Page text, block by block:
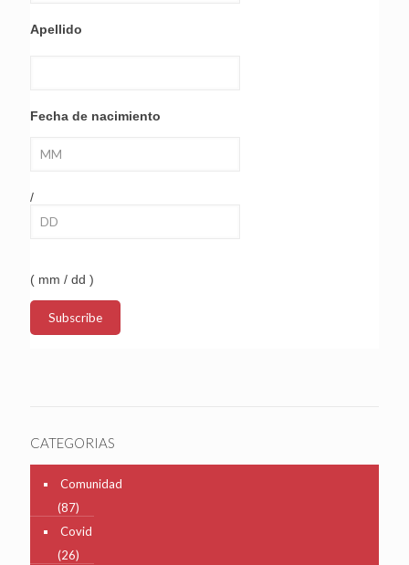
Apellido
Fecha de nacimiento
/
( mm / dd )
CATEGORIAS
Comunidad
(87)
Covid
(26)